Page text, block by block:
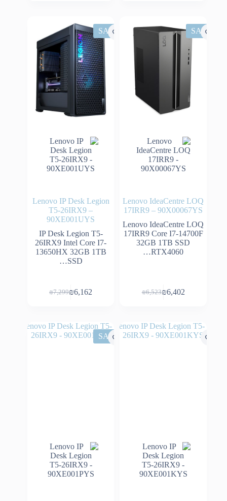
SALE
Lenovo IdeaCentre LOQ
17IRR9 – 90X00067YS
Lenovo IdeaCentre LOQ
17IRR9 Core I7-14700F
32GB 1TB SSD
RTX4060…
₪6,523
המחיר
₪6,523.
₪6,402 המחיר
₪6,402.
SALE
Lenovo IP Desk Legion
T5-26IRX9 –
90XE001UYS
IP Desk Legion T5-
26IRX9 Intel Core I7-
13650HX 32GB 1TB
SSD…
₪7,299
המחיר
₪7,299.
₪6,162 המחיר
₪6,162.
SALE